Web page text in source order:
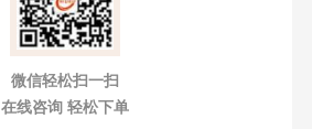
微信轻松扫一扫
在线咨询 轻松下单